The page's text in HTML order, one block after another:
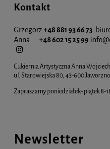
Kontakt
Grzegorz +48 881 93 66 73
Anna
+48 602 15 25 99
Cukiernia Artystyczna Anna
ul. Starowiejska 80, 43-600
Zapraszamy poniedziałek- piątek 8-
Newsletter